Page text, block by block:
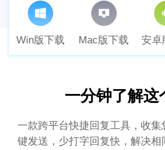
Win版下载 Mac版下载 安卓
一分钟了解这
一款跨平台快捷回复工具，收集
键发送，少打字回复快，解决相